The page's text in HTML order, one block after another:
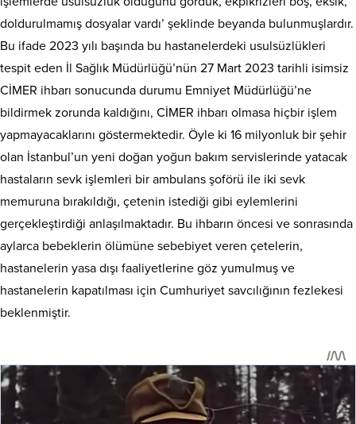
doldurulmamış dosyalar vardı’ şeklinde beyanda bulunmuşlardır.
Bu ifade 2023 yılı başında bu hastanelerdeki usulsüzlükleri
tespit eden İl Sağlık Müdürlüğü’nün 27 Mart 2023 tarihli isimsiz
CİMER ihbarı sonucunda durumu Emniyet Müdürlüğü’ne
bildirmek zorunda kaldığını, CİMER ihbarı olmasa hiçbir işlem
yapmayacaklarını göstermektedir. Öyle ki 16 milyonluk bir şehir
olan İstanbul’un yeni doğan yoğun bakım servislerinde yatacak
hastaların sevk işlemleri bir ambulans şoförü ile iki sevk
memuruna bırakıldığı, çetenin istediği gibi eylemlerini
gerçekleştirdiği anlaşılmaktadır. Bu ihbarın öncesi ve sonrasında
aylarca bebeklerin ölümüne sebebiyet veren çetelerin,
hastanelerin yasa dışı faaliyetlerine göz yumulmuş ve
hastanelerin kapatılması için Cumhuriyet savcılığının fezlekesi
beklenmiştir.